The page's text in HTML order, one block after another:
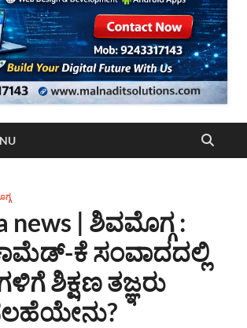
news | ಶಿವಮೊಗ್ಗ :
ಕೆ ಸಂವಾದದಲ್ಲಿ
ಶಿಕ್ಷಣ ತಜ್ಞರು